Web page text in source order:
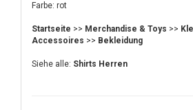
Farbe: rot
Startseite >> Merchandise & Toys >>
Accessoires >> Bekleidung
Siehe alle: Shirts Herren